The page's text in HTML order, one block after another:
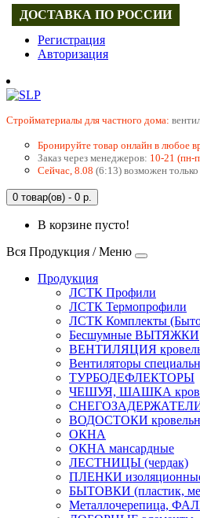
Регистрация
Авторизация
Cтройматериалы для частного дома:
Бронируйте товар онлайн в любое
Заказ через менеджеров: 10-21 (пн-
Сейчас, 8.08 (6:13) возможен только
0 товар(ов) - 0 р.
В корзине пусто!
Вся Продукция / Меню
Продукция
ЛСТК Профили
ЛСТК Термопрофили
ЛСТК Комплекты
Бесшумные ВЫТЯЖКИ
ВЕНТИЛЯЦИЯ
Вентиляторы
ТУРБОДЕФЛЕКТОРЫ
ЧЕШУЯ, ШАШКА
ВОДОСТОКИ
ОКНА
ОКНА мансардные
ЛЕСТНИЦЫ (чердак)
ПЛЕНКИ
БЫТОВКИ (пластик,
Металлочерепица,
ДОСТАВКА ПО РОССИИ